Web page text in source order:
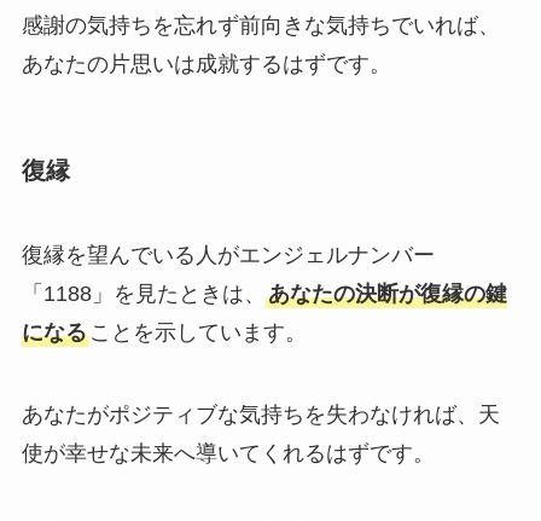
感謝の気持ちを忘れず前向きな気持ちでいれば、
あなたの片思いは成就するはずです。
復縁
復縁を望んでいる人がエンジェルナンバー
「1188」を見たときは、 あなたの決断が復縁の鍵
になることを示しています。
あなたがポジティブな気持ちを失わなければ、天
使が幸せな未来へ導いてくれるはずです。